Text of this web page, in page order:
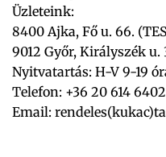
Üzleteink:
8400 Ajka, Fő u. 66.
9012 Győr, Királyszék u.
Nyitvatartás: H-V 9-19
Telefon: +36 20 614 6402
Email: